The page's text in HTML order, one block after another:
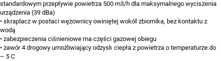
standardowym przepływie powietrza 500 m3/h dla maksymalnego wyciszenia
urządzenia (39 dBa)
• skraplacz w postaci wężownicy owiniętej wokół zbiornika, bez kontaktu z
wodą
• zabezpieczenia ciśnieniowe ma części gazowej obiegu
• zawór 4 drogowy umożliwiający odzysk ciepła z powietrza o temperaturze do
– 5 C